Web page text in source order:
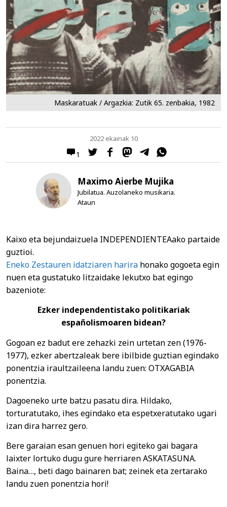
Maskaratuak / Argazkia: Zutik 65. zenbakia, 1982
1
2022 ekainak 10
Maximo Aierbe Mujika
Jubilatua. Auzolaneko musikaria.
Ataun
Kaixo eta bejundaizuela INDEPENDIENTEAako partaide
guztioi.
Eneko Zestauren idatziaren harira honako gogoeta egin
nuen eta gustatuko litzaidake lekutxo bat egingo
bazeniote:
Ezker independentistako politikariak
españolismoaren bidean?
Gogoan ez badut ere zehazki zein urtetan zen (1976-
1977), ezker abertzaleak bere ibilbide guztian egindako
ponentzia iraultzaileena landu zuen: OTXAGABIA
ponentzia.
Dagoeneko urte batzu pasatu dira. Hildako,
torturatutako, ihes egindako eta espetxeratutako ugari
izan dira harrez gero.
Bere garaian esan genuen hori egiteko gai bagara
laixter lortuko dugu gure herriaren ASKATASUNA.
Baina…, beti dago bainaren bat; zeinek eta zertarako
landu zuen ponentzia hori!